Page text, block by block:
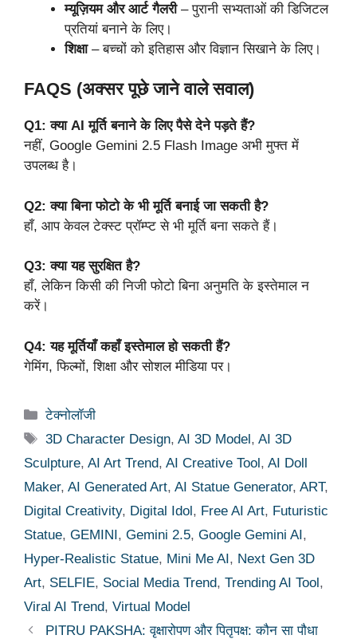
म्यूज़ियम और आर्ट गैलरी– पुरानी सभ्यताओं की डिजिटल
प्रतियां बनाने के लिए।
शिक्षा– बच्चों को इतिहास और विज्ञान सिखाने के लिए।
FAQS (अक्सर पूछे जाने वाले सवाल)
Q1: क्या AI मूर्ति बनाने के लिए पैसे देने पड़ते हैं?
नहीं, Google Gemini 2.5 Flash Image अभी मुफ्त में
उपलब्ध है।
Q2: क्या बिना फोटो के भी मूर्ति बनाई जा सकती है?
हाँ, आप केवल टेक्स्ट प्रॉम्प्ट से भी मूर्ति बना सकते हैं।
Q3: क्या यह सुरक्षित है?
हाँ, लेकिन किसी की निजी फोटो बिना अनुमति के इस्तेमाल न
करें।
Q4: यह मूर्तियाँ कहाँ इस्तेमाल हो सकती हैं?
गेमिंग, फिल्मों, शिक्षा और सोशल मीडिया पर।
Categories
टेक्नोलॉजी
Tags
3D Character Design,AI 3D Model,AI 3D
Sculpture, AI Art Trend, AI Creative Tool, AI Doll
Maker, AI Generated Art, AI Statue Generator, ART,
Digital Creativity, Digital Idol, Free AI Art, Futuristic
Statue, GEMINI, Gemini 2.5, Google Gemini AI,
Hyper-Realistic Statue, Mini Me AI, Next Gen 3D
Art, SELFIE, Social Media Trend, Trending AI Tool,
Viral AI Trend, Virtual Model
PITRU PAKSHA: वृक्षारोपण और पितृपक्ष: कौन सा पौधा